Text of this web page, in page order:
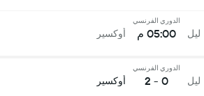
ليل
الدوري الفرنسي
05:00 م أوكسير
ليل
الدوري الفرنسي
0 - 2 أوكسير